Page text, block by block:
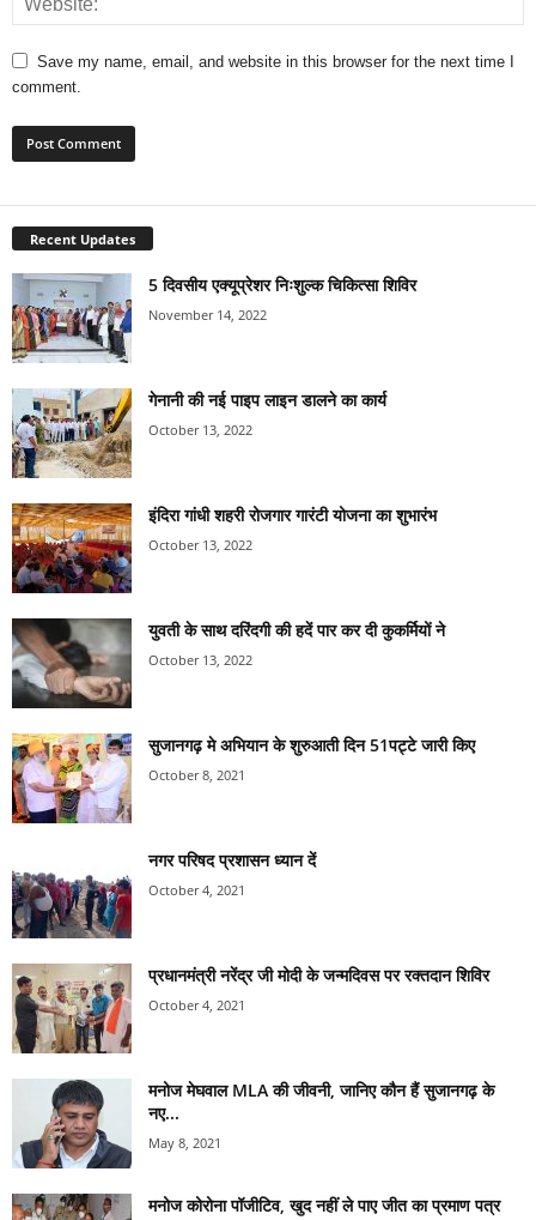
Save my name, email, and website in this browser for the next time I
comment.
Recent Updates
5 दिवसीय एक्यूप्रेशर निःशुल्क चिकित्सा शिविर
November 14, 2022
गेनानी की नई पाइप लाइन डालने का कार्य
October 13, 2022
इंदिरा गांधी शहरी रोजगार गारंटी योजना का शुभारंभ
October 13, 2022
युवती के साथ दरिंदगी की हदें पार कर दी कुकर्मियों ने
October 13, 2022
सुजानगढ़ मे अभियान के शुरुआती दिन 51पट्टे जारी किए
October 8, 2021
नगर परिषद प्रशासन ध्यान दें
October 4, 2021
प्रधानमंत्री नरेंद्र जी मोदी के जन्मदिवस पर रक्तदान शिविर
October 4, 2021
मनोज मेघवाल MLA की जीवनी, जानिए कौन हैं सुजानगढ़ के
नए...
May 8, 2021
मनोज कोरोना पॉजीटिव, खुद नहीं ले पाए जीत का प्रमाण पत्र